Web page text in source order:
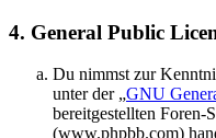
4. General Public
Du nimmst zur
unter der „GNU
bereitgestellten
(www.phpbb.com)